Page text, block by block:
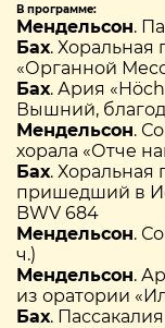
В программе:
Мендельсон.
Бах.
«Органной
Бах. Ария
Вышний,
Мендельсон.
хорала «Отче
Бах. Хоральная
пришедший в
BWV 684
Мендельсон.
ч.)
Мендельсон.
из оратории
Бах.